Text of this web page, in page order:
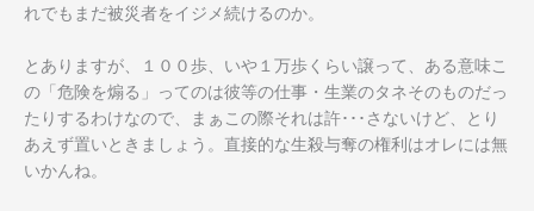
れでもまだ被災者をイジメ続けるのか。
とありますが、１００歩、いや１万歩くらい譲って、ある意味こ
の「危険を煽る」ってのは彼等の仕事・生業のタネそのものだっ
たりするわけなので、まぁこの際それは許･･･さないけど、とり
あえず置いときましょう。直接的な生殺与奪の権利はオレには無
いかんね。